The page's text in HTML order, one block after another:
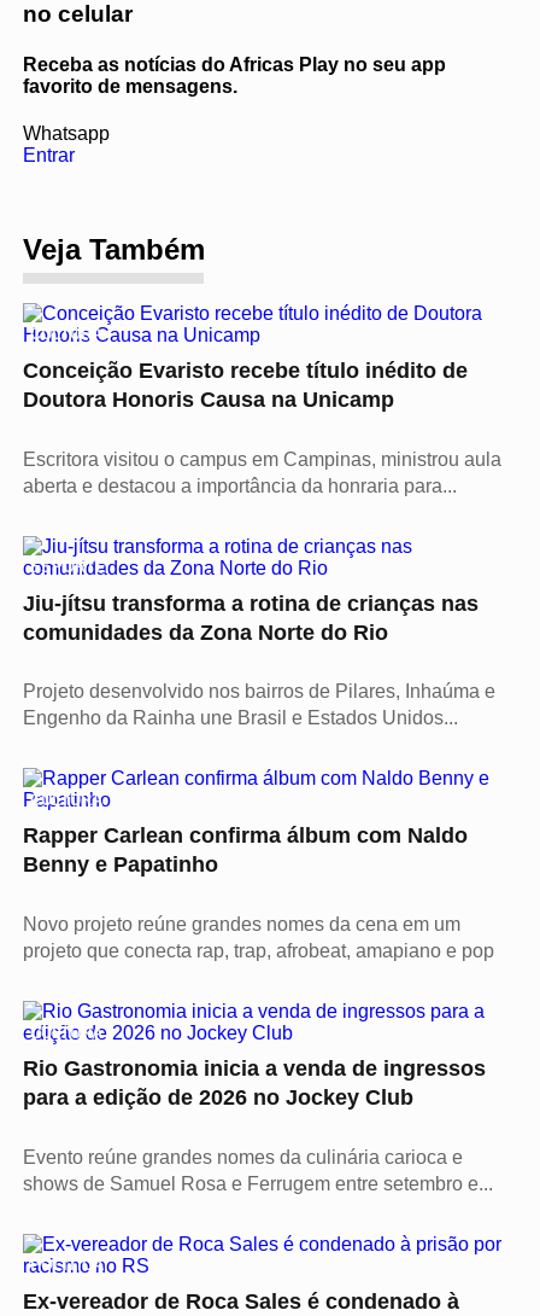
no celular
Receba as notícias do Africas Play no seu app
favorito de mensagens.
Whatsapp
Entrar
Veja Também
CULTURA
Conceição Evaristo recebe título inédito de
Doutora Honoris Causa na Unicamp
Escritora visitou o campus em Campinas, ministrou aula
aberta e destacou a importância da honraria para...
ESPORTE
Jiu-jítsu transforma a rotina de crianças nas
comunidades da Zona Norte do Rio
Projeto desenvolvido nos bairros de Pilares, Inhaúma e
Engenho da Rainha une Brasil e Estados Unidos...
CULTURA
Rapper Carlean confirma álbum com Naldo
Benny e Papatinho
Novo projeto reúne grandes nomes da cena em um
projeto que conecta rap, trap, afrobeat, amapiano e pop
CULTURA
Rio Gastronomia inicia a venda de ingressos
para a edição de 2026 no Jockey Club
Evento reúne grandes nomes da culinária carioca e
shows de Samuel Rosa e Ferrugem entre setembro e...
POLÍTICA
Ex-vereador de Roca Sales é condenado à